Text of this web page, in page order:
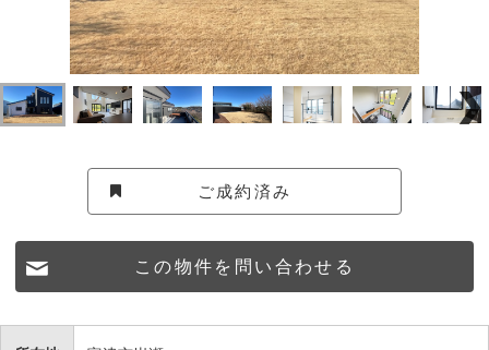
ご成約済み
この物件を問い合わせる